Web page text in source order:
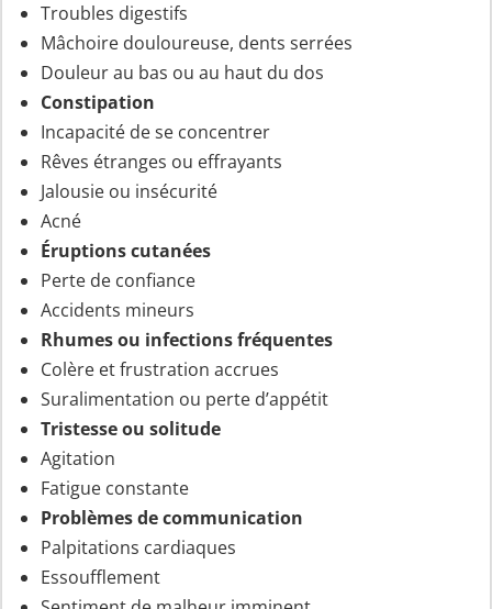
Troubles digestifs
Mâchoire douloureuse, dents serrées
Douleur au bas ou au haut du dos
Constipation
Incapacité de se concentrer
Rêves étranges ou effrayants
Jalousie ou insécurité
Acné
Éruptions cutanées
Perte de confiance
Accidents mineurs
Rhumes ou infections fréquentes
Colère et frustration accrues
Suralimentation ou perte d’appétit
Tristesse ou solitude
Agitation
Fatigue constante
Problèmes de communication
Palpitations cardiaques
Essoufflement